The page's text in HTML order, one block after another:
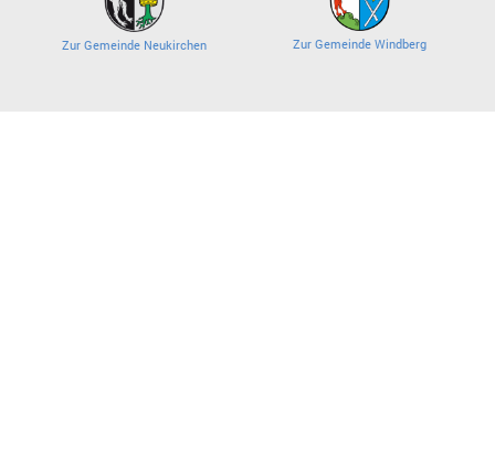
Zur Gemeinde Neukirchen Zur Gemeinde Windberg